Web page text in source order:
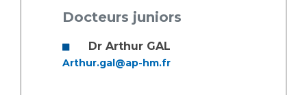
Docteurs juniors
Dr Arthur GAL
Arthur.gal@ap-hm.fr